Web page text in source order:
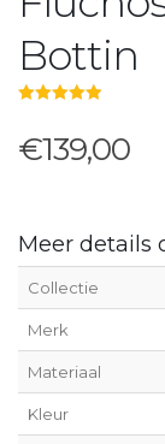
Bottin
€139,00
Meer details
Collectie
Merk
Materiaal
Kleur